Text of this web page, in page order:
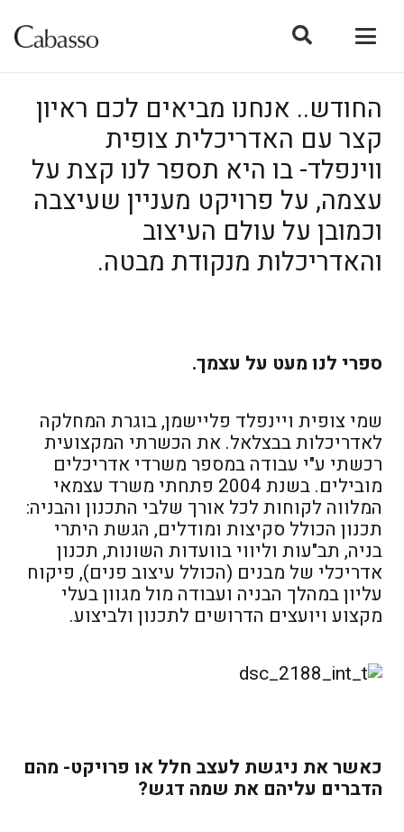
החודש.. אנחנו מביאים לכם ראיון
קצר עם האדריכלית צופית
ווינפלד- בו היא תספר לנו קצת על
עצמה, על פרויקט מעניין שעיצבה
וכמובן על עולם העיצוב
והאדריכלות מנקודת מבטה.
ספרי לנו מעט על עצמך.
שמי צופית ויינפלד פליישמן, בוגרת המחלקה
לאדריכלות בבצלאל. את הכשרתי המקצועית
רכשתי ע"י עבודה במספר משרדי אדריכלים
מובילים. בשנת 2004 פתחתי משרד עצמאי
המלווה לקוחות לכל אורך שלבי התכנון והבניה:
תכנון הכולל סקיצות ומודלים, הגשת היתרי
בניה, תב"עות וליווי בוועדות השונות, תכנון
אדריכלי של מבנים (הכולל עיצוב פנים), פיקוח
עליון במהלך הבניה ועבודה מול מגוון בעלי
מקצוע ויועצים הדרושים לתכנון ולביצוע.
כאשר את ניגשת לעצב חלל או פרויקט- מהם
הדברים עליהם את שמה דגש?